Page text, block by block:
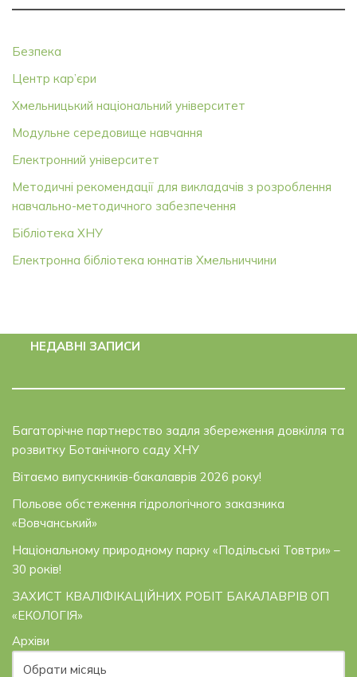
Безпека
Центр кар’єри
Хмельницький національний університет
Модульне середовище навчання
Електронний університет
Методичні рекомендації для викладачів з розроблення
навчально-методичного забезпечення
Бібліотека ХНУ
Електронна бібліотека юннатів Хмельниччини
НЕДАВНІ ЗАПИСИ
Багаторічне партнерство задля збереження довкілля та
розвитку Ботанічного саду ХНУ
Вітаємо випускників-бакалаврів 2026 року!
Польове обстеження гідрологічного заказника
«Вовчанський»
Національному природному парку «Подільські Товтри» –
30 років!
ЗАХИСТ КВАЛІФІКАЦІЙНИХ РОБІТ БАКАЛАВРІВ ОП
«ЕКОЛОГІЯ»
Архіви